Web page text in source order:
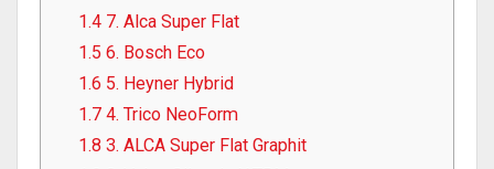
1.4 7. Alca Super Flat
1.5 6. Bosch Eco
1.6 5. Heyner Hybrid
1.7 4. Trico NeoForm
1.8 3. ALCA Super Flat Graphit